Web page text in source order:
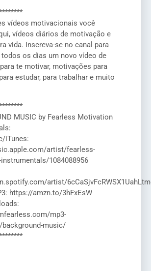
vídeos motivacionais você
vídeos diários de motivação e
vida. Inscreva-se no canal para
todos os dias um novo vídeo de
te motivar, motivações para
estudar, para trabalhar e muito
MUSIC by Fearless Motivation
iTunes:
artist/fearless-
1084088956
artist/
https://amzn.to/3hFxEsW
mp3-
music/